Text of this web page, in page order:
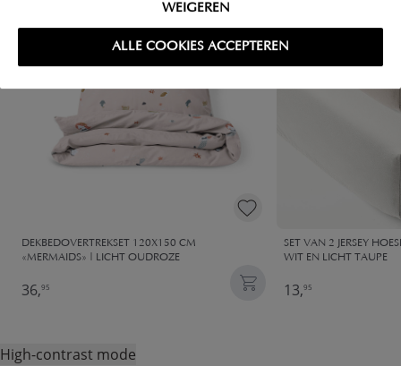
WEIGEREN
ALLE COOKIES ACCEPTEREN
DEKBEDOVERTREKSET 120X150 CM
«MERMAIDS» | LICHT OUDROZE
36,95
SET VAN 2 JERSEY
WIT EN LICHT TAUPE
13,95
High-contrast mode